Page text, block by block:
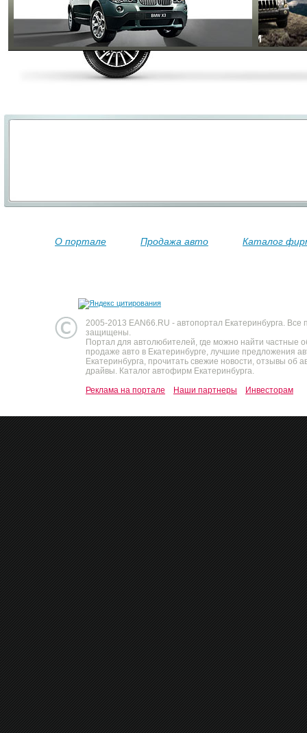
О портале Продажа авто Каталог
2005-2013 EAN66.RU - автопортал Екатеринбурга. Все
защищены.
Портал для автолюбителей, где можно найти частные
продаже авто в Екатеринбурге, лучшие предложения
Екатеринбурга, прочитать свежие новости, отзывы об
драйвы. Каталог автофирм Екатеринбурга.
Реклама на портале
Наши партнеры Инвесторам